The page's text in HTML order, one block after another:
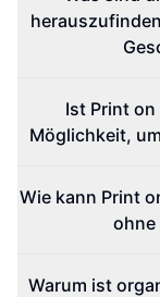
Ist Print
Möglichkeit,
Wie kann Print
ohne
Warum ist